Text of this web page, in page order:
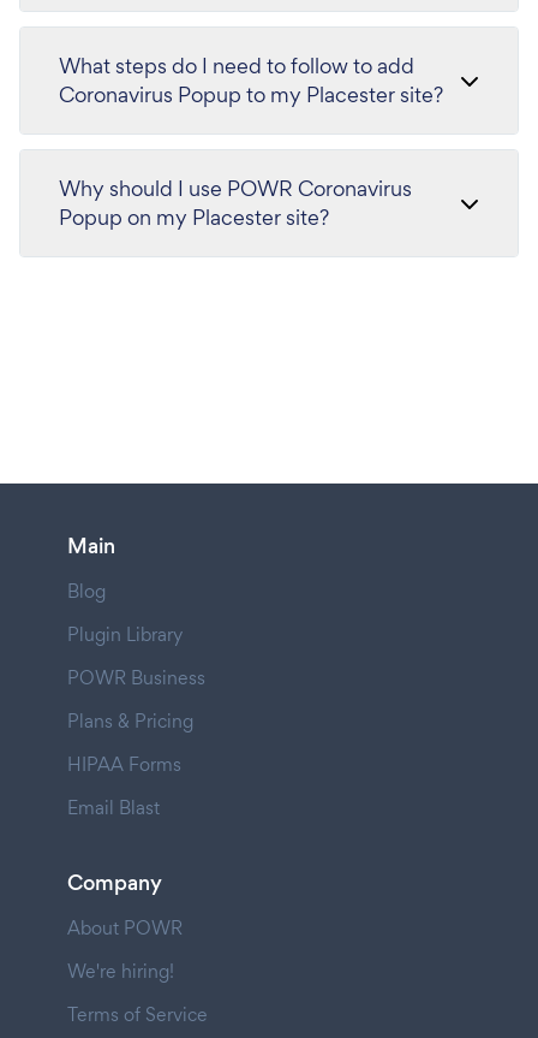
What steps do I need to follow to add
Coronavirus Popup to my Placester site?
Why should I use POWR Coronavirus
Popup on my Placester site?
Main
Blog
Plugin Library
POWR Business
Plans & Pricing
HIPAA Forms
Email Blast
Company
About POWR
We're hiring!
Terms of Service